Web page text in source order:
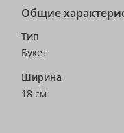
Общие
Тип
Букет
Ширина
18 см